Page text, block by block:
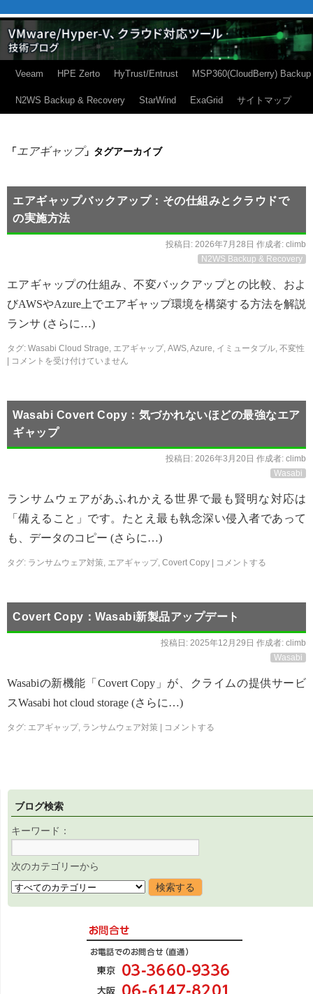
Veeam HPE Zerto HyTrust/Entrust MSP360(CloudBerry) Backup
N2WS Backup & Recovery StarWind ExaGrid サイトマップ
「エアギャップ」タグアーカイブ
エアギャップバックアップ：その仕組みとクラウドで
の実施方法
投稿日: 2026年7月28日 作成者: climb
N2WS Backup & Recovery
エアギャップの仕組み、不変バックアップとの比較、およ
びAWSやAzure上でエアギャップ環境を構築する方法を解説
ランサ (さらに…)
タグ: Wasabi Cloud Strage, エアギャップ, AWS,Azure, イミュータブル, 不変性
コメントを受け付けていません
Wasabi Covert Copy：気づかれないほどの最強なエア
ギャップ
投稿日: 2026年3月20日 作成者: climb
Wasabi
ランサムウェアがあふれかえる世界で最も賢明な対応は
「備えること」です。たとえ最も執念深い侵入者であって
も、データのコピー (さらに…)
タグ: ランサムウェア対策, エアギャップ, Covert Copy コメントする
Covert Copy：Wasabi新製品アップデート
投稿日: 2025年12月29日 作成者: climb
Wasabi
Wasabiの新機能「Covert Copy」が、クライムの提供サービ
スWasabi hot cloud storage (さらに…)
タグ: エアギャップ, ランサムウェア対策 コメントする
ブログ検索
キーワード：
次のカテゴリーから